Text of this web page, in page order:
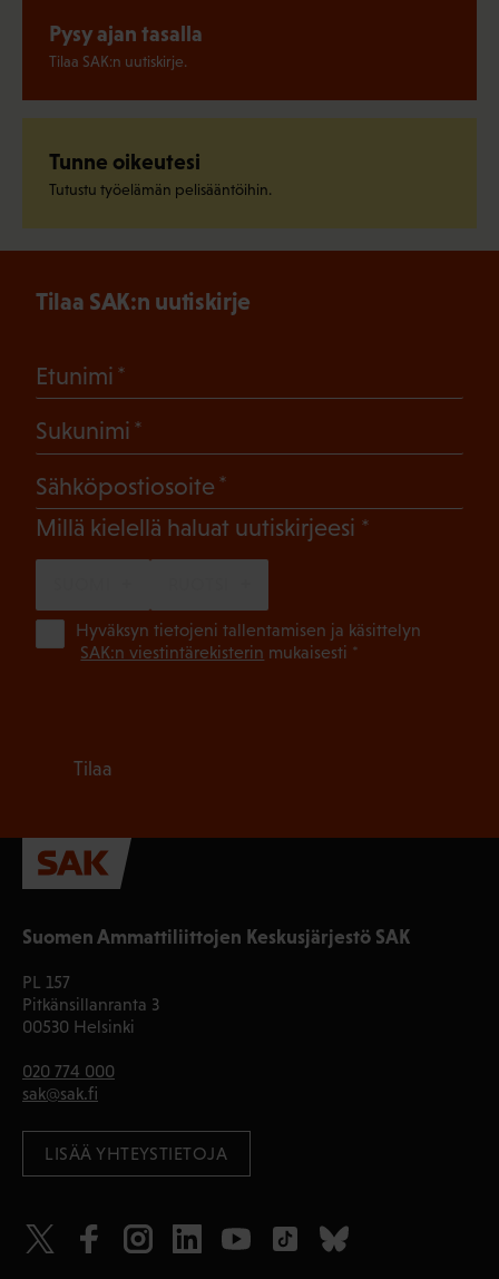
Pysy ajan tasalla
Tilaa SAK:n uutiskirje.
Tunne oikeutesi
Tutustu työelämän pelisääntöihin.
Suomen Ammattiliittojen Keskusjärjestö SAK
PL 157
Pitkänsillanranta 3
00530 Helsinki
020 774 000
sak@sak.fi
LISÄÄ YHTEYSTIETOJA
Tilaa SAK:n uutiskirje
Etunimi
Sukunimi
Sähköpostiosoite
Millä kielellä haluat uutiskirjeesi (Pakollinen)
Hyväksyn tietojeni tallentamisen ja käsittelyn
SAK:n viestintärekisterin mukaisesti *
Tilaa